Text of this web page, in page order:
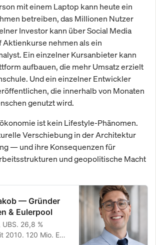
mit einem Laptop kann heute ein
betreiben, das Millionen Nutzer
Investor kann über Social Media
Aktienkurse nehmen als ein
Ein einzelner Kursanbieter kann
aufbauen, die mehr Umsatz erzielt
Und ein einzelner Entwickler
die innerhalb von Monaten
genutzt wird.
ist kein Lifestyle-Phänomen.
Verschiebung in der Architektur
— und ihre Konsequenzen für
und geopolitische Macht
— Gründer
& Eulerpool
26,8 %
2010. 120 Mio. EUR